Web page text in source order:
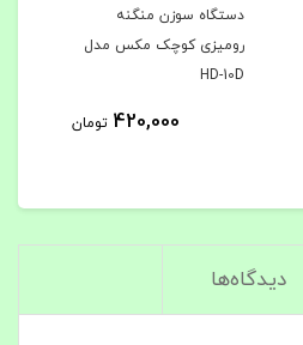
دستگاه سوزن منگنه
رومیزی کوچک مکس مدل
HD-10D
420,000 تومان
دیدگاه‌ها